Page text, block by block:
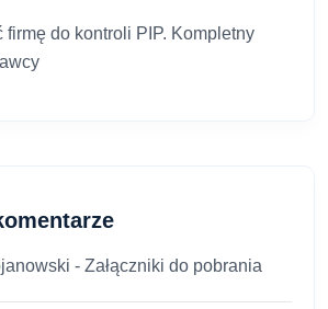
firmę do kontroli PIP. Kompletny
- Załączniki do pobrania